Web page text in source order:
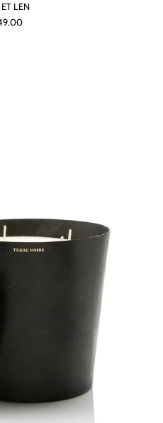
LEN